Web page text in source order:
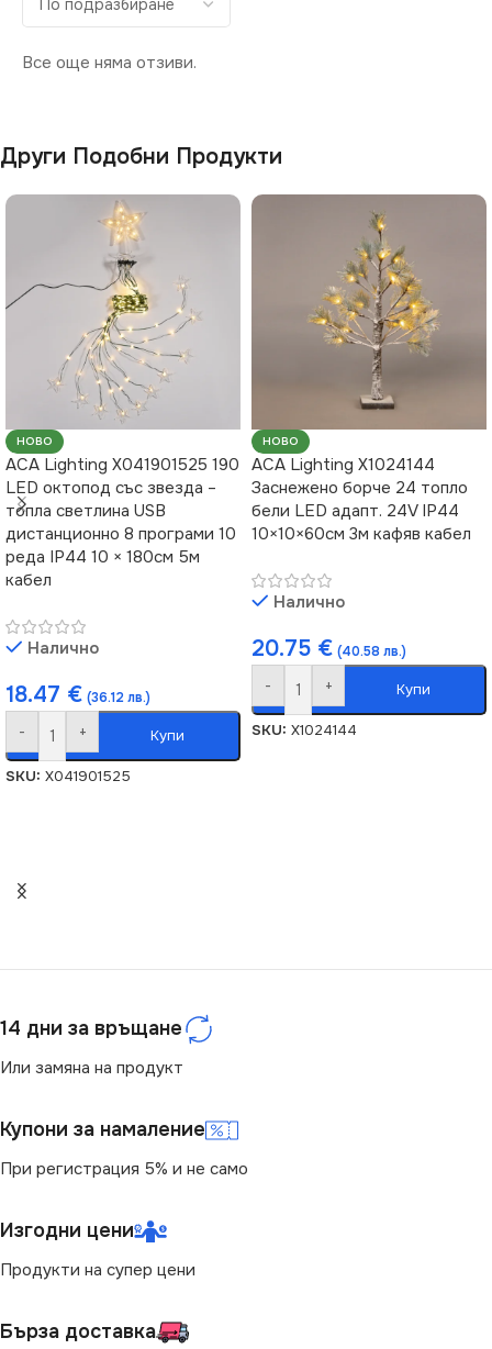
Все още няма отзиви.
Други Подобни Продукти
НОВО
ACA Lighting X041901525 190
LED октопод със звезда –
топла светлина USB
дистанционно 8 програми 10
реда IP44 10 × 180см 5м
кабел
Налично
18.47 € (36.12 лв.)
- + Купи
SKU: X041901525
НОВО
ACA Lighting X1024144
Заснежено борче 24 топло
бели LED адапт. 24V IP44
10×10×60см 3м кафяв кабел
Налично
20.75 € (40.58 лв.)
- + Купи
SKU: X1024144
14 дни за връщане
Или замяна на продукт
Купони за намаление
При регистрация 5% и не само
Изгодни цени
Продукти на супер цени
Бърза доставка